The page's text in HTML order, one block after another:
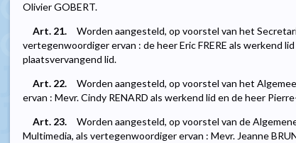
Olivier GOBERT.
Art. 21.
Worden aangesteld, op voorstel van het
vertegenwoordiger ervan : de heer Eric FRERE als werkend
plaatsvervangend lid.
Art. 22.
Worden aangesteld, op voorstel van het
ervan : Mevr. Cindy RENARD als werkend lid en de heer
Art. 23.
Worden aangesteld, op voorstel van de
Multimedia, als vertegenwoordiger ervan : Mevr. Jeanne